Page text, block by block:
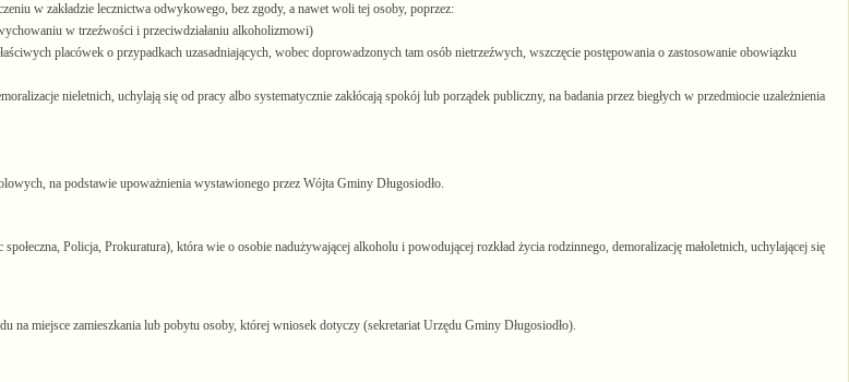
w zakładzie lecznictwa odwykowego, bez zgody, a nawet woli tej osoby, poprzez:
w trzeźwości i przeciwdziałaniu alkoholizmowi)
placówek o przypadkach uzasadniających, wobec doprowadzonych tam osób nietrzeźwych, wszczęcie postępowania o zastosowanie obowiązku
nieletnich, uchylają się od pracy albo systematycznie zakłócają spokój lub porządek publiczny, na badania przez biegłych w przedmiocie uzależnienia
na podstawie upoważnienia wystawionego przez Wójta Gminy Długosiodło.
Policja, Prokuratura), która wie o osobie nadużywającej alkoholu i powodującej rozkład życia rodzinnego, demoralizację małoletnich, uchylającej się
miejsce zamieszkania lub pobytu osoby, której wniosek dotyczy (sekretariat Urzędu Gminy Długosiodło).